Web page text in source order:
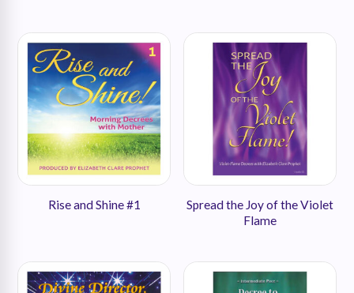
Rise and Shine #1
Spread the Joy of the Violet
Flame